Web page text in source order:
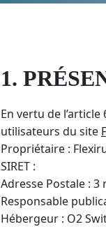
1.
En vertu de
utilisateurs du site
Propriétaire :
SIRET :
Adresse Postale : 3
Responsable
Hébergeur : O2